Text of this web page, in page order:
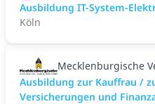
Ausbildung IT-System-
Köln
Mecklenburgische
Ausbildung zur Kauffrau /
Versicherungen und